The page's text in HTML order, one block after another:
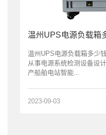
温州UPS电源负载箱
温州UPS电源负载箱多少
从事电源系统检测设备设
产船舶电站智能...
2023-09-03